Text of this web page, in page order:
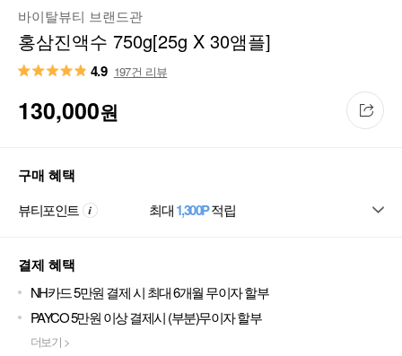
바이탈뷰티 브랜드관
홍삼진액수 750g[25g X 30앰플]
4.9 197건 리뷰
130,000원
구매 혜택
뷰티포인트 최대1,300P적립
결제 혜택
NH카드 5만원 결제 시 최대 6개월 무이자 할부
PAYCO 5만원 이상 결제시 (부분)무이자 할부
더보기 >